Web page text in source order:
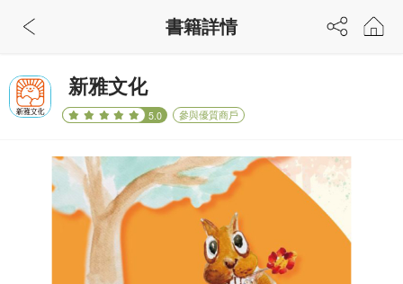
新雅文化
5.0 參與優質商戶
書籍詳情